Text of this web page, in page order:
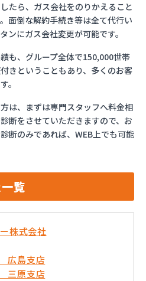
たら、ガス会社をのりかえること
面倒な解約手続き等は全て代行い
ンにガス会社変更が可能です。
も、グループ全体で150,000世帯
きということもあり、多くのお客
。
は、まずは専門スタッフへ料金相
断をさせていただきますので、お
断のみであれば、WEB上でも可能
覧
株式会社
広島支店
三原支店